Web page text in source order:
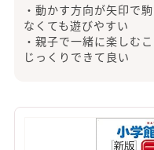
・動かす方向が矢印で
なくても遊びやすい
・親子で一緒に楽しむ
じっくりできて良い